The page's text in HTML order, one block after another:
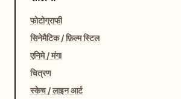
फोटोग्राफी
सिनेमैटिक / फ़िल्म स्टिल
एनिमे / मंगा
चित्रण
स्केच / लाइन आर्ट